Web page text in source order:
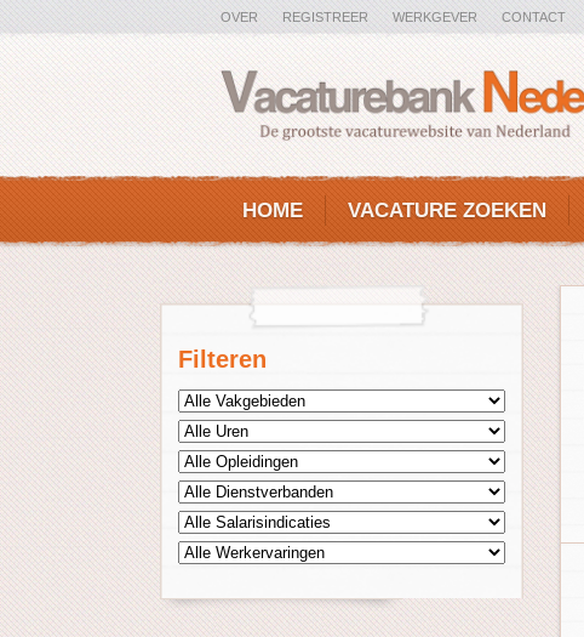
OVER REGISTREER WERKGEVER CONTACT
HOME VACATURE ZOEKEN
Filteren